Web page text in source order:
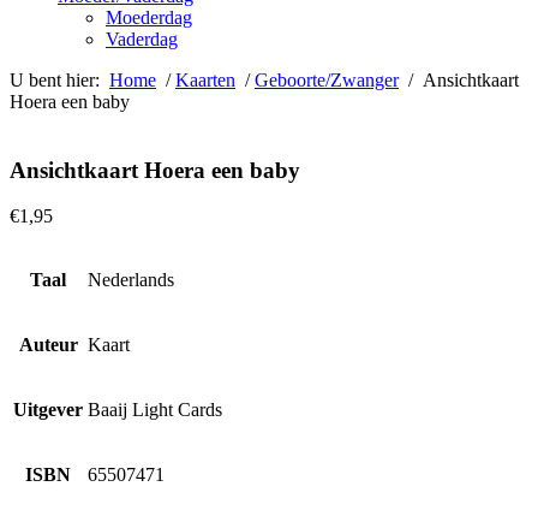
Moederdag
Vaderdag
U bent hier: Home /Kaarten /Geboorte/Zwanger/ Ansichtkaart
Hoera een baby
Ansichtkaart Hoera een baby
€1,95
Taal Nederlands
Auteur Kaart
Uitgever Baaij Light Cards
ISBN 65507471